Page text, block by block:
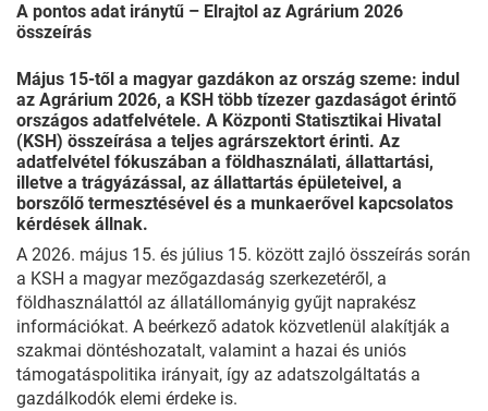
A pontos adat iránytű – Elrajtol az Agrárium 2026
összeírás
Május 15-től a magyar gazdákon az ország szeme: indul
az Agrárium 2026, a KSH több tízezer gazdaságot érintő
országos adatfelvétele. A Központi Statisztikai Hivatal
(KSH) összeírása a teljes agrárszektort érinti. Az
adatfelvétel fókuszában a földhasználati, állattartási,
illetve a trágyázással, az állattartás épületeivel, a
borszőlő termesztésével és a munkaerővel kapcsolatos
kérdések állnak.
A 2026. május 15. és július 15. között zajló összeírás során
a KSH a magyar mezőgazdaság szerkezetéről, a
földhasználattól az állatállományig gyűjt naprakész
információkat. A beérkező adatok közvetlenül alakítják a
szakmai döntéshozatalt, valamint a hazai és uniós
támogatáspolitika irányait, így az adatszolgáltatás a
gazdálkodók elemi érdeke is.